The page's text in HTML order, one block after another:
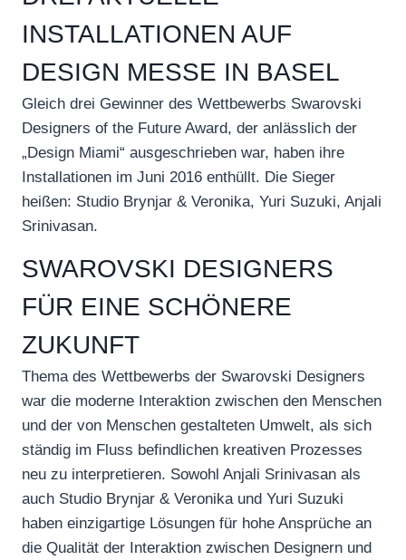
INSTALLATIONEN AUF
DESIGN MESSE IN BASEL
Gleich drei Gewinner des Wettbewerbs Swarovski
Designers of the Future Award, der anlässlich der
„Design Miami“ ausgeschrieben war, haben ihre
Installationen im Juni 2016 enthüllt. Die Sieger
heißen: Studio Brynjar & Veronika, Yuri Suzuki, Anjali
Srinivasan.
SWAROVSKI DESIGNERS
FÜR EINE SCHÖNERE
ZUKUNFT
Thema des Wettbewerbs der Swarovski Designers
war die moderne Interaktion zwischen den Menschen
und der von Menschen gestalteten Umwelt, als sich
ständig im Fluss befindlichen kreativen Prozesses
neu zu interpretieren. Sowohl Anjali Srinivasan als
auch Studio Brynjar & Veronika und Yuri Suzuki
haben einzigartige Lösungen für hohe Ansprüche an
die Qualität der Interaktion zwischen Designern und